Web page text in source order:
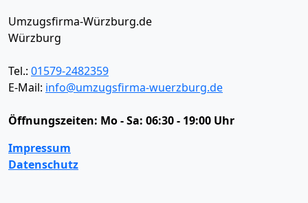
Umzugsfirma-Würzburg.de
Würzburg
Tel.: 01579-2482359
E-Mail: info@umzugsfirma-wuerzburg.de
Öffnungszeiten: Mo - Sa: 06:30 - 19:00 Uhr
Impressum
Datenschutz